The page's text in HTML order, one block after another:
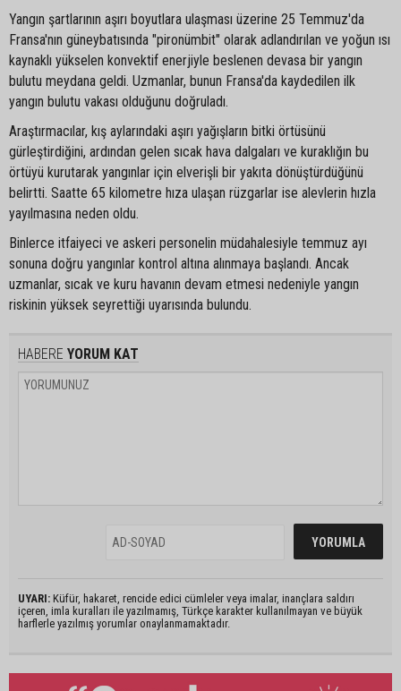
Yangın şartlarının aşırı boyutlara ulaşması üzerine 25 Temmuz'da
Fransa'nın güneybatısında "pironümbit" olarak adlandırılan ve yoğun ısı
kaynaklı yükselen konvektif enerjiyle beslenen devasa bir yangın
bulutu meydana geldi. Uzmanlar, bunun Fransa'da kaydedilen ilk
yangın bulutu vakası olduğunu doğruladı.
Araştırmacılar, kış aylarındaki aşırı yağışların bitki örtüsünü
gürleştirdiğini, ardından gelen sıcak hava dalgaları ve kuraklığın bu
örtüyü kurutarak yangınlar için elverişli bir yakıta dönüştürdüğünü
belirtti. Saatte 65 kilometre hıza ulaşan rüzgarlar ise alevlerin hızla
yayılmasına neden oldu.
Binlerce itfaiyeci ve askeri personelin müdahalesiyle temmuz ayı
sonuna doğru yangınlar kontrol altına alınmaya başlandı. Ancak
uzmanlar, sıcak ve kuru havanın devam etmesi nedeniyle yangın
riskinin yüksek seyrettiği uyarısında bulundu.
HABERE YORUM KAT
UYARI: Küfür, hakaret, rencide edici cümleler veya imalar, inançlara saldırı
içeren, imla kuralları ile yazılmamış, Türkçe karakter kullanılmayan ve büyük
harflerle yazılmış yorumlar onaylanmamaktadır.